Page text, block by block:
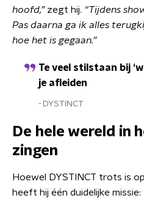
hoofd,” zegt hij. “Tijdens
Pas daarna ga ik alles
hoe het is gegaan.”
Te veel stilstaan bij
je afleiden
DYSTINCT
De hele wereld in
zingen
Hoewel DYSTINCT trots is
heeft hij één duidelijke missie: